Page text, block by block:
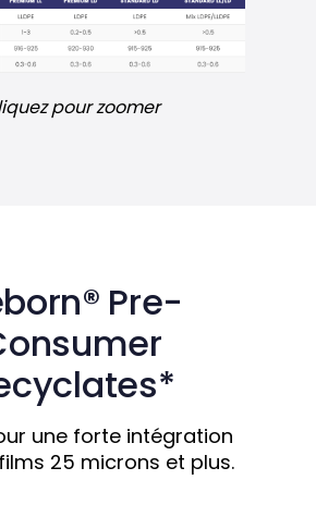
pour zoomer
Pre-
une forte intégration
25 microns et plus.